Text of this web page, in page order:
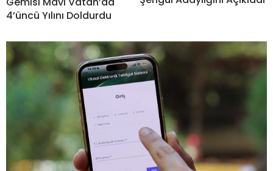
4’üncü Yılını Doldurdu